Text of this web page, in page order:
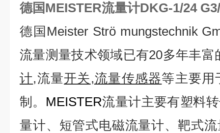
德国MEISTER流量计DKG-1/24
德国Meister Strö mungstechnik
流量测量技术领域已有20多年丰富
计,流量开关,流量传感器等主要用
制。 MEISTER流量计主要有塑料
量计、短管式电磁流量计、靶式